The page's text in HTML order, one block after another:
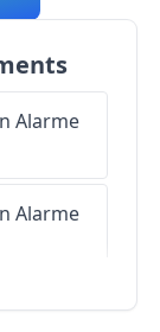
Alarme
Alarme
Alarme